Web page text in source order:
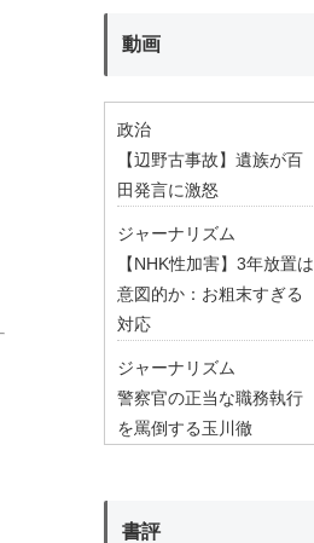
動画
政治
【辺野古事故】遺族が百
田発言に激怒
ジャーナリズム
【NHK性加害】3年放置は
意図的か：お粗末すぎる
対応
ジャーナリズム
警察官の正当な職務執行
を罵倒する玉川徹
書評